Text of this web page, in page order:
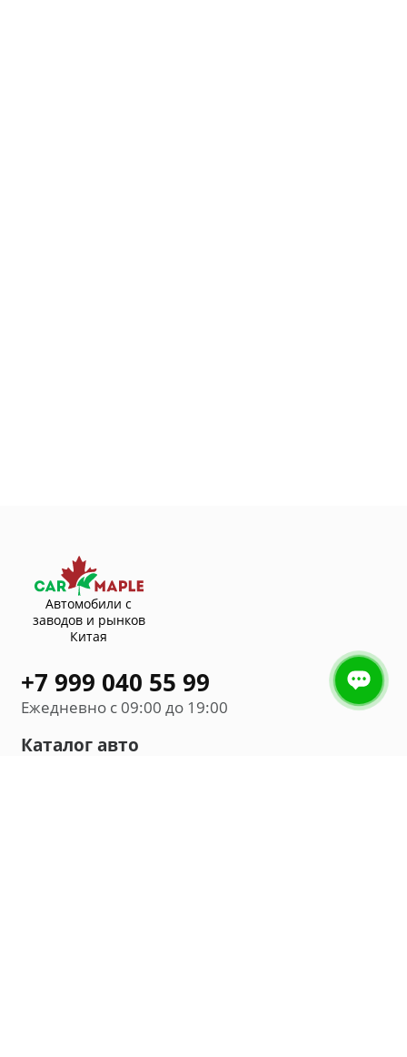
Автомобили с
заводов и рынков
Китая
+7 999 040 55 99
Ежедневно с 09:00 до 19:00
Каталог авто